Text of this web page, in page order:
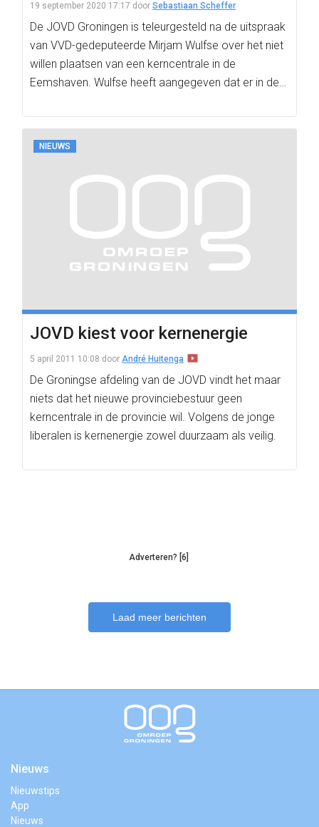
19 september 2020 17:17 door Sebastiaan Scheffer
De JOVD Groningen is teleurgesteld na de uitspraak
van VVD-gedeputeerde Mirjam Wulfse over het niet
willen plaatsen van een kerncentrale in de
Eemshaven. Wulfse heeft aangegeven dat er in de…
NIEUWS
JOVD kiest voor kernenergie
5 april 2011 10:08 door André Huitenga
De Groningse afdeling van de JOVD vindt het maar
niets dat het nieuwe provinciebestuur geen
kerncentrale in de provincie wil. Volgens de jonge
liberalen is kernenergie zowel duurzaam als veilig.
Adverteren? [6]
Laad meer berichten
Nieuws
Nieuwstips
App
Nieuws